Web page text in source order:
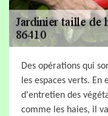
Des opérations qui
les espaces verts.
d'entretien des
comme les haies, il